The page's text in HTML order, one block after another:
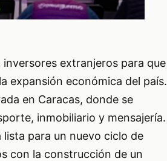
extranjeros para que
expansión económica del país.
en Caracas, donde se
inmobiliario y mensajería.
lista para un nuevo ciclo de
con la construcción de un